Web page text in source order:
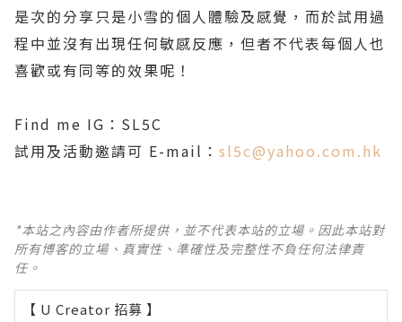
是次的分享只是小雪的個人體驗及感覺，而於試用過
程中並沒有出現任何敏感反應，但者不代表每個人也
喜歡或有同等的效果呢！
Find me IG：SL5C
試用及活動邀請可 E-mail： sl5c@yahoo.com.hk
*本站之內容由作者所提供，並不代表本站的立場。因此本站對
所有博客的立場、真實性、準確性及完整性不負任何法律責
任。
【 U Creator 招募 】